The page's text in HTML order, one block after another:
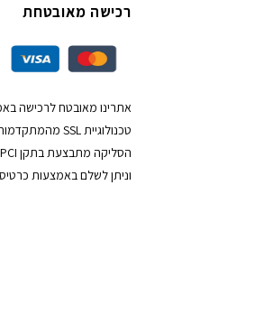
רכישה מאובטחת
אתרינו מאובטח לרכישה
טכנולוגיית SSL מהמתקדמות בעולם.
הסליקה מתבצעת בתקן PCI,
וניתן לשלם באמצעות